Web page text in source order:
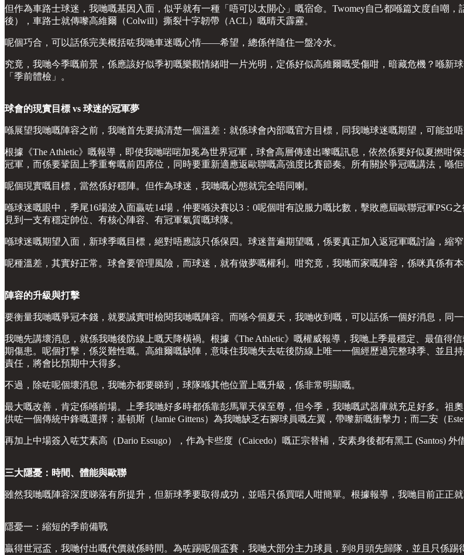
但作為車路士球迷，我哋嘅基因入面，似乎就有一種「唔可以太開心」嘅宿命。Twomey自己都喺篇文度自嘲，
後），車路士就傳嚟高維爾（Colwill）撕裂十字韌帶（ACL）嘅晴天霹靂。
呢個巧合，可以話係完美概括咗我哋車迷嘅心情——希望，總係伴隨住一盤冷水。
究竟，我哋今季嘅前景，係應該好似季初嘅樂觀情緒咁一片光明，定係好似高維爾嘅受傷咁，暗藏危機？喺新
「季前體檢」。
球會的現實目標 vs 球迷的冠軍夢
喺展望我哋嘅陣容之前，我哋首先要搞清楚一個溫差：就係球會內部嘅官方目標，同我哋球迷嘅期望，可能並唔
根據《The Athletic》嘅報導，即使我哋啱啱加冕為世界冠軍，球會高層傳達出嚟嘅訊息，依然係要好似夏撚咁
冠軍，而係要鞏固上季重奪嘅前四席位，同時要重新適應返歐聯嘅高強度比賽節奏。所有關於爭冠嘅講法，喺佢
呢個現實嘅目標，當然係好穩陣。但作為球迷，我哋嘅心態就完全唔同喇。
喺球迷嘅眼中，季尾16場波入面贏咗14場，仲要喺決賽以3：0呢個咁有說服力嘅比數，擊敗應屆歐聯冠軍
見到一支有穩定帥位、有核心陣容、有冠軍氣質嘅球隊。
喺球迷嘅期望入面，新球季嘅目標，絕對唔應該只係保四。球迷普遍期望嘅，係要真正加入返冠軍嘅討論，縮
呢種溫差，其實好正常。球會要管理風險，而球迷，就有做夢嘅權利。咁究竟，我哋而家嘅陣容，係咪真係有
陣容的升級與打擊
要衡量我哋嘅爭冠本錢，就要誠實咁檢閱我哋嘅陣容。而喺今個夏天，我哋收到嘅，可以話係一個好消息，同一
我哋先講壞消息，就係我哋後防線上嘅天降橫禍。根據《The Athletic》嘅權威報導，我哋上季最穩定、最值
期傷患。呢個打擊，係災難性嘅。高維爾嘅缺陣，意味住我哋失去咗後防線上唯一一個經歷過完整球季、並且
責任，將會比預期中大得多。
不過，除咗呢個壞消息，我哋亦都要睇到，球隊喺其他位置上嘅升級，係非常明顯嘅。
最大嘅改善，肯定係喺前場。上季我哋好多時都係靠彭馬單天保至尊，但今季，我哋嘅武器庫就充足好多。祖
供咗一個傳統中鋒嘅選擇；基頓斯（Jamie Gittens）為我哋缺乏右腳球員嘅左翼，帶嚟新嘅衝擊力；而二安（
再加上中場簽入咗艾素高（Dario Essugo），作為卡些度（Caicedo）嘅正宗替補，安素身後都有黑工 (Santos)
三大隱憂：時間、體能與歐聯
雖然我哋嘅陣容深度睇落有所提升，但新球季要取得成功，並唔只係買啱人咁簡單。根據報導，我哋目前正正
隱憂一：縮短的季前備戰
贏得世冠盃，我哋付出嘅代價就係時間。為咗踢呢個盃賽，我哋大部分主力球員，到8月頭先歸隊，並且只係